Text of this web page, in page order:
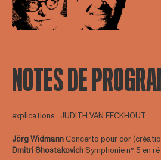
NOTES DE
explications : JUDITH VAN EECKHOUT
Jörg WidmannConcerto pour cor
Dmitri ShostakovichSymphonie n° 5 en